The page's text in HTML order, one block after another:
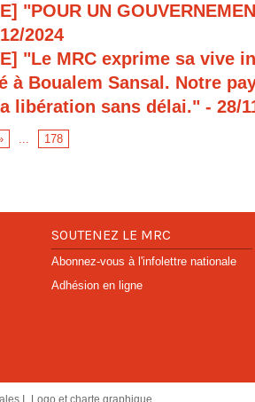
"POUR UN
2024
"Le MRC exprime sa vive
à Boualem Sansal. Notre
libération sans délai." - 28/
... 178
SOUTENEZ LE MRC
Abonnez-vous à l'infolettre nationale
Adhésion en ligne
I Logo et charte graphique